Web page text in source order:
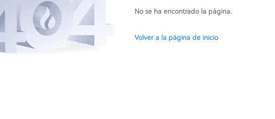
No se ha encontrado la página.
Volver a la página de inicio